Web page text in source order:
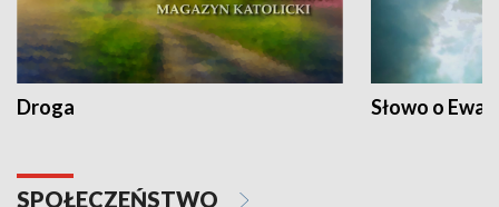
Droga Słowo o
SPOŁECZEŃSTWO